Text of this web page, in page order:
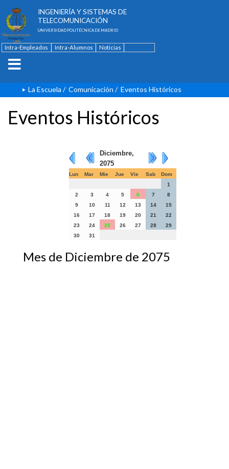
INGENIERÍA Y SISTEMAS DE
TELECOMUNICACIÓN
UNIVERSIDAD POLITÉCNICA DE MADRID
Intra-Empleados Intra-Alumnos
Noticias
La Escuela / Comunicación / Eventos Históricos
Eventos Históricos
Diciembre,
2075
Lun Mar Mie Jue Vie Sab
Dom
1
2
3 4 5 6 7
8
9
10 11 12 13 14
15
16
17 18 19 20 21
22
23
24 25 26 27 28
29
30
31
Mes de Diciembre de 2075